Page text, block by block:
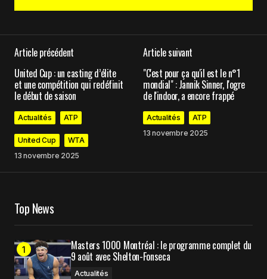
Ajouter un commentaire
champs obligatoires sont indiqués avec*
Comment*
Enregistrer mon nom, mon e-mail et mon site
dans le navigateur pour mon prochain
commentaire.
Article précédent
United Cup : un casting d’élite
et une compétition qui redéfinit
le début de saison
Actualités ATP
United Cup
WTA
13 novembre 2025
Article suivant
"C'est pour ça qu'il est le n°1
mondial" : Jannik Sinner, l'ogre
de l'indoor, a encore frappé
Actualités
ATP
13 novembre 2025
Top News
Masters 1000 Montréal : le programme complet du
9 août avec Shelton-Fonseca
Actualités